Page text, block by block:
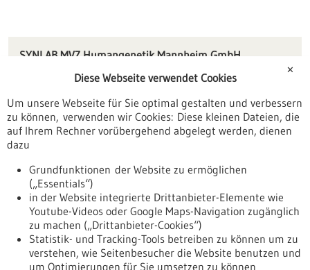
SYNLAB MVZ Humangenetik Mannheim GmbH
68163 Mannheim
info(at)zhma.de
www.zhma.de
Zurück zur Ergebnisliste
Nach oben
✕
Diese Webseite verwendet Cookies
Um unsere Webseite für Sie optimal gestalten und verbessern
zu können, verwenden wir Cookies: Diese kleinen Dateien, die
auf Ihrem Rechner vorübergehend abgelegt werden, dienen
dazu
Grundfunktionen der Website zu ermöglichen
(„Essentials“)
in der Website integrierte Drittanbieter-Elemente wie
Youtube-Videos oder Google Maps-Navigation zugänglich
zu machen („Drittanbieter-Cookies“)
Statistik- und Tracking-Tools betreiben zu können um zu
verstehen, wie Seitenbesucher die Website benutzen und
um Optimierungen für Sie umsetzen zu können